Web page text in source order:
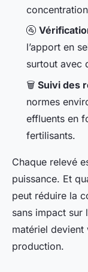
🚰
l’apport en
surtout avec
🗑️ Suivi des
normes
effluents en
fertilisants.
Chaque relevé
puissance. Et
peut réduire la
sans impact sur
matériel
production.